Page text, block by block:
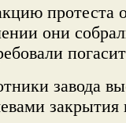
протеста
они
завода